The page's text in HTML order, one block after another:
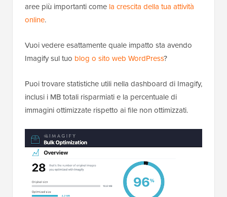
aree più importanti come la crescita della tua attività
online.
Vuoi vedere esattamente quale impatto sta avendo
Imagify sul tuo blog o sito web WordPress?
Puoi trovare statistiche utili nella dashboard di Imagify,
inclusi i MB totali risparmiati e la percentuale di
immagini ottimizzate rispetto ai file non ottimizzati.